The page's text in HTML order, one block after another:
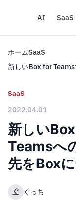
AI SaaS
ホームSaaS
新しいBox for
SaaS
2022.04.01
新しい
Teamsへ
先をBox
ぐ ぐっち